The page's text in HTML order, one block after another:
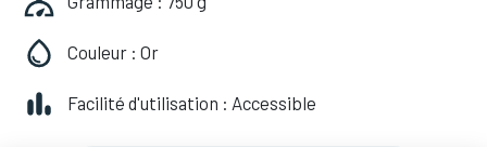
Couleur : Or
Facilité d'utilisation : Accessible